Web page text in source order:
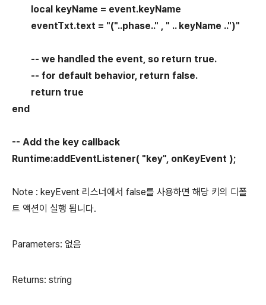
local keyName = event.keyName
eventTxt.text = "("..phase.." , " .. keyName ..")"
-- we handled the event, so return true.
-- for default behavior, return false.
return true
end
-- Add the key callback
Runtime:addEventListener( "key", onKeyEvent );
Note : keyEvent 리스너에서 false를 사용하면 해당 키의 디폴
트 액션이 실행 됩니다.
Parameters: 없음
Returns: string